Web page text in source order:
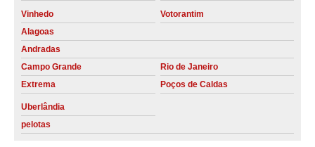
Vinhedo
Votorantim
Alagoas
Andradas
Campo Grande
Rio de Janeiro
Extrema
Poços de Caldas
Uberlândia
pelotas